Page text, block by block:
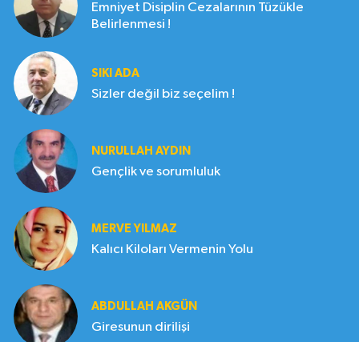
Emniyet Disiplin Cezalarının Tüzükle
Belirlenmesi !
SIKI ADA
Sizler değil biz seçelim !
NURULLAH AYDIN
Gençlik ve sorumluluk
MERVE YILMAZ
Kalıcı Kiloları Vermenin Yolu
ABDULLAH AKGÜN
Giresunun dirilişi